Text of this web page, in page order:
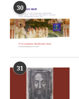
30
31